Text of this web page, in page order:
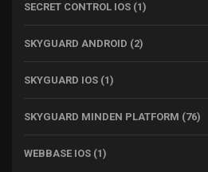
SECRET CONTROL IOS (1)
SKYGUARD ANDROID (2)
SKYGUARD IOS (1)
SKYGUARD MINDEN PLATFORM (76)
WEBBASE IOS (1)